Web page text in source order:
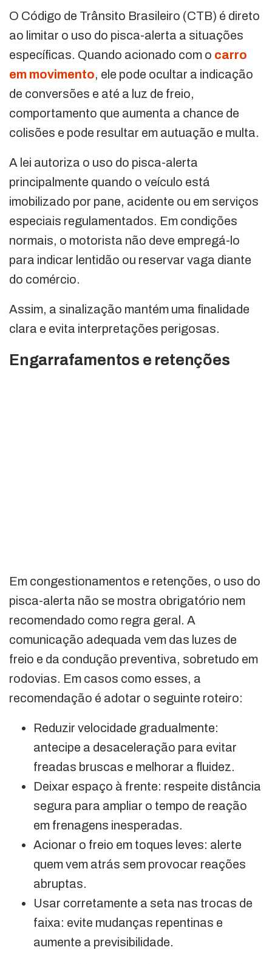
O Código de Trânsito Brasileiro (CTB) é direto
ao limitar o uso do pisca-alerta a situações
específicas. Quando acionado com o carro
em movimento, ele pode ocultar a indicação
de conversões e até a luz de freio,
comportamento que aumenta a chance de
colisões e pode resultar em autuação e multa.
A lei autoriza o uso do pisca-alerta
principalmente quando o veículo está
imobilizado por pane, acidente ou em serviços
especiais regulamentados. Em condições
normais, o motorista não deve empregá-lo
para indicar lentidão ou reservar vaga diante
do comércio.
Assim, a sinalização mantém uma finalidade
clara e evita interpretações perigosas.
Engarrafamentos e retenções
Em congestionamentos e retenções, o uso do
pisca-alerta não se mostra obrigatório nem
recomendado como regra geral. A
comunicação adequada vem das luzes de
freio e da condução preventiva, sobretudo em
rodovias. Em casos como esses, a
recomendação é adotar o seguinte roteiro:
Reduzir velocidade gradualmente:
antecipe a desaceleração para evitar
freadas bruscas e melhorar a fluidez.
Deixar espaço à frente: respeite distância
segura para ampliar o tempo de reação
em frenagens inesperadas.
Acionar o freio em toques leves: alerte
quem vem atrás sem provocar reações
abruptas.
Usar corretamente a seta nas trocas de
faixa: evite mudanças repentinas e
aumente a previsibilidade.